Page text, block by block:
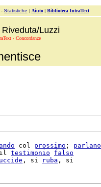
- Statistiche | Aiuto | Biblioteca IntraText
Riveduta/Luzzi
- Concordanze
col prossimo ; parlano
il testimonio
falso
uccide , si ruba